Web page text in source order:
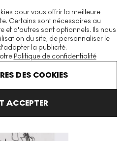
pour vous offrir la meilleure
Certains sont nécessaires au
et d'autres sont optionnels. Ils nous
du site, de personnaliser le
la publicité.
Politique de confidentialité
DES COOKIES
ACCEPTER
mondiale d'estampes et éditions
contemporaines
Ruth (H. 30) Signed Print